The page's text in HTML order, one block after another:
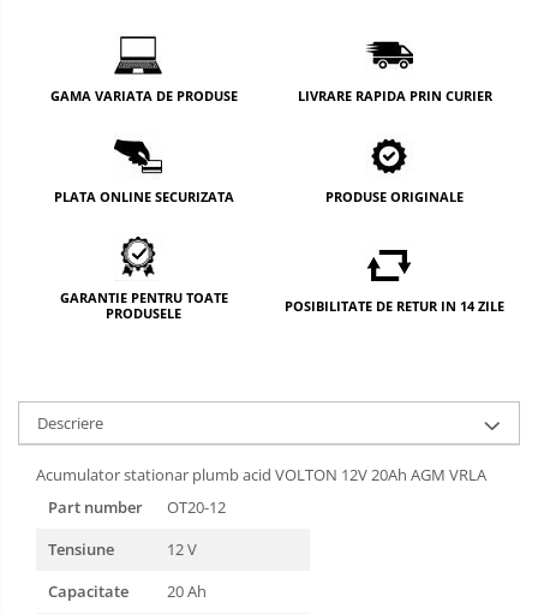
GAMA VARIATA DE PRODUSE LIVRARE RAPIDA PRIN CURIER
PLATA ONLINE SECURIZATA PRODUSE ORIGINALE
GARANTIE PENTRU TOATE
PRODUSELE
POSIBILITATE DE RETUR IN 14 ZILE
Descriere
Acumulator stationar plumb acid VOLTON 12V 20Ah AGM VRLA
Part number
OT20-12
Tensiune
12 V
Capacitate
20 Ah